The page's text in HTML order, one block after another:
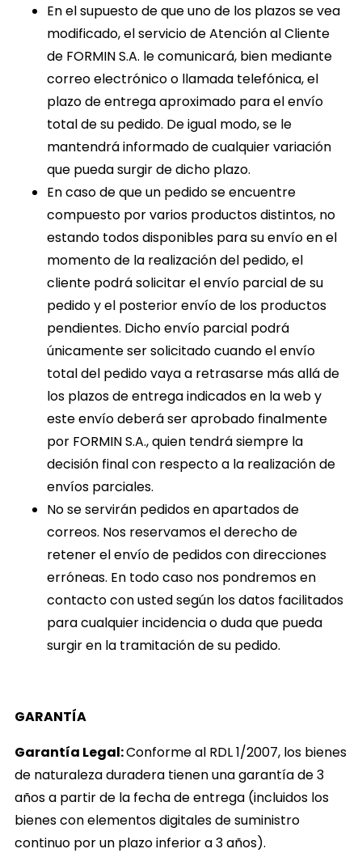
En el supuesto de que uno de los plazos se vea
modificado, el servicio de Atención al Cliente
de FORMIN S.A. le comunicará, bien mediante
correo electrónico o llamada telefónica, el
plazo de entrega aproximado para el envío
total de su pedido. De igual modo, se le
mantendrá informado de cualquier variación
que pueda surgir de dicho plazo.
En caso de que un pedido se encuentre
compuesto por varios productos distintos, no
estando todos disponibles para su envío en el
momento de la realización del pedido, el
cliente podrá solicitar el envío parcial de su
pedido y el posterior envío de los productos
pendientes. Dicho envío parcial podrá
únicamente ser solicitado cuando el envío
total del pedido vaya a retrasarse más allá de
los plazos de entrega indicados en la web y
este envío deberá ser aprobado finalmente
por FORMIN S.A., quien tendrá siempre la
decisión final con respecto a la realización de
envíos parciales.
No se servirán pedidos en apartados de
correos. Nos reservamos el derecho de
retener el envío de pedidos con direcciones
erróneas. En todo caso nos pondremos en
contacto con usted según los datos facilitados
para cualquier incidencia o duda que pueda
surgir en la tramitación de su pedido.
GARANTÍA
Garantía Legal:Conforme al RDL 1/2007, los bienes
de naturaleza duradera tienen una garantía de 3
años a partir de la fecha de entrega (incluidos los
bienes con elementos digitales de suministro
continuo por un plazo inferior a 3 años).